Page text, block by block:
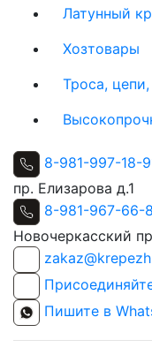
Латунный
Хозтовары
Троса,
8-981-997-18-
пр. Елизарова д.1
8-981-967-66-
Новочеркасский
Пишите в